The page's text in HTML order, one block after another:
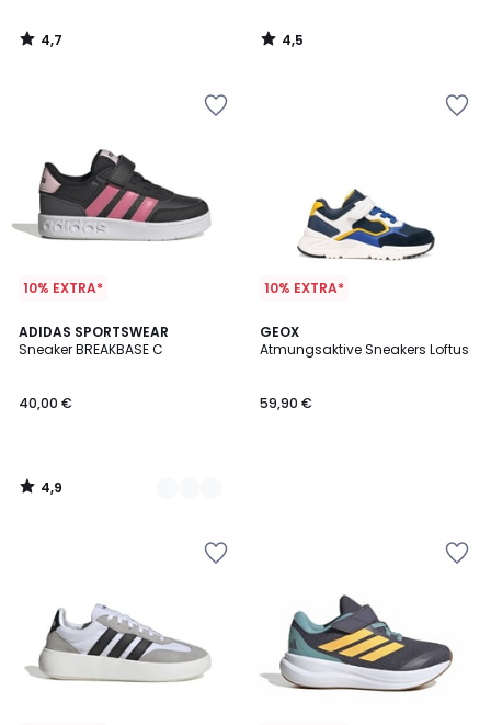
4,7
/
4,5
/
10% EXTRA*
ADIDAS SPORTSWEAR
Sneaker BREAKBASE C
40,00 €
4,9
/ 5
2
Farben
4,9
/
10% EXTRA*
GEOX
Atmungsaktive Sneakers Loftus
59,90 €